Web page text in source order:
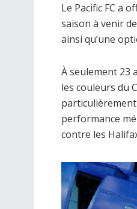
Le Pacific FC a
saison à venir
ainsi qu’une
À seulement 23
les couleurs du
performance
contre les